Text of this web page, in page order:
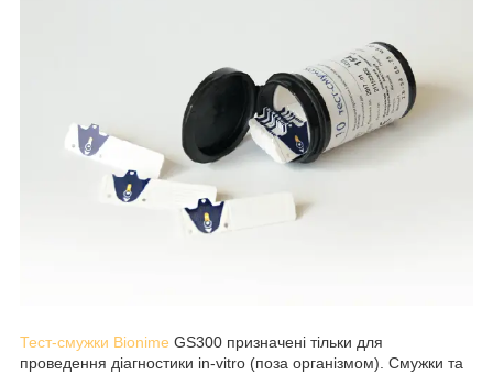
Тест-смужки Bionime GS300 призначені тільки для
проведення діагностики in-vitro (поза організмом). Смужки та